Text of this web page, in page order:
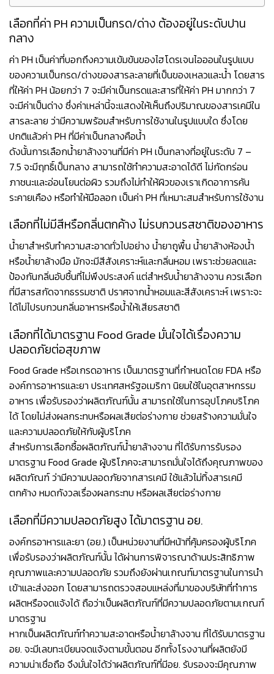
เลือกที่ค่า PH ความเป็นกรด/ด่าง ต้องอยู่ในระดับปาน
กลาง
ค่า PH เป็นค่าที่บอกถึงความเข้มข้นของไฮโดรเจนไอออนในรูปแบบ
ของความเป็นกรด/ด่างของสารละลายที่เป็นของเหลวและน้ำ โดยสาร
ที่ให้ค่า PH น้อยกว่า 7 จะมีค่าเป็นกรดและสารที่ให้ค่า PH มากกว่า 7
จะมีค่าเป็นด่าง ซึ่งค่าเหล่านี้จะแสดงให้เห็นถึงปริมาณของสารเคมีใน
สารละลาย ว่ามีความพร้อมสำหรับการใช้งานในรูปแบบใด ซึ่งโดย
ปกติแล้วค่า PH ที่มีค่าเป็นกลางคือน้ำ
ดังนั้นการเลือกน้ำยาล้างจานที่มีค่า PH เป็นกลางที่อยู่ในระดับ 7 –
7.5 จะมีฤทธิ์เป็นกลาง สามารถใช้ทำความสะอาดได้ดี ไม่กัดกร่อน
ภาชนะและอ่อนโยนต่อผิว รวมถึงไม่ทำให้ผิวของเราเกิดอาการคัน
ระคายเคือง หรือทำให้มือลอก เป็นค่า PH ที่เหมาะสมสำหรับการใช้งาน
เลือกที่ไม่มีสีหรือกลิ่นตกค้าง ไม่รบกวนรสชาติของอาหาร
น้ำยาสำหรับทำความสะอาดทั่วไปอย่าง น้ำยาถูพื้น น้ำยาล้างห้องน้ำ
หรือน้ำยาล้างมือ มักจะมีสีสังเคราะห์และกลิ่นหอม เพราะช่วยลดและ
ป้องกันกลิ่นอับชื้นที่ไม่พึงประสงค์ แต่สำหรับน้ำยาล้างจาน ควรเลือก
ที่มีสารสกัดจากธรรมชาติ ปราศจากน้ำหอมและสีสังเคราะห์ เพราะจะ
ได้ไม่ไปรบกวนกลิ่นอาหารหรือน้ำให้เสียรสชาติ
เลือกที่ได้มาตรฐาน Food Grade มั่นใจได้เรื่องความ
ปลอดภัยต่อสุขภาพ
Food Grade หรือเกรดอาหาร เป็นมาตรฐานที่กำหนดโดย FDA หรือ
องค์การอาหารและยา ประเทศสหรัฐอเมริกา นิยมใช้ในอุตสาหกรรม
อาหาร เพื่อรับรองว่าผลิตภัณฑ์นั้น สามารถใช้ในการอุปโภคบริโภค
ได้ โดยไม่ส่งผลกระทบหรือผลเสียต่อร่างกาย ช่วยสร้างความมั่นใจ
และความปลอดภัยให้กับผู้บริโภค
สำหรับการเลือกซื้อผลิตภัณฑ์น้ำยาล้างจาน ที่ได้รับการรับรอง
มาตรฐาน Food Grade ผู้บริโภคจะสามารถมั่นใจได้ถึงคุณภาพของ
ผลิตภัณฑ์ ว่ามีความปลอดภัยจากสารเคมี ใช้แล้วไม่ทิ้งสารเคมี
ตกค้าง หมดกังวลเรื่องผลกระทบ หรือผลเสียต่อร่างกาย
เลือกที่มีความปลอดภัยสูง ได้มาตรฐาน อย.
องค์กรอาหารและยา (อย.) เป็นหน่วยงานที่มีหน้าที่คุ้มครองผู้บริโภค
เพื่อรับรองว่าผลิตภัณฑ์นั้น ได้ผ่านการพิจารณาด้านประสิทธิภาพ
คุณภาพและความปลอดภัย รวมถึงยังผ่านเกณฑ์มาตรฐานในการนำ
เข้าและส่งออก โดยสามารถตรวจสอบแหล่งที่มาของบริษัทที่ทำการ
ผลิตหรือจดแจ้งได้ ถือว่าเป็นผลิตภัณฑ์ที่มีความปลอดภัยตามเกณฑ์
มาตรฐาน
หากเป็นผลิตภัณฑ์ทำความสะอาดหรือน้ำยาล้างจาน ที่ได้รับมาตรฐาน
อย. จะมีเลขทะเบียนจดแจ้งตามขั้นตอน อีกทั้งโรงงานที่ผลิตยังมี
ความน่าเชื่อถือ จึงมั่นใจได้ว่าผลิตภัณฑ์ที่มีอย. รับรองจะมีคุณภาพ